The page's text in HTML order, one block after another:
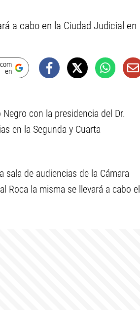
a cabo en la Ciudad Judicial en
en
con la presidencia del Dr.
en la Segunda y Cuarta
sala de audiencias de la Cámara
Roca la misma se llevará a cabo el